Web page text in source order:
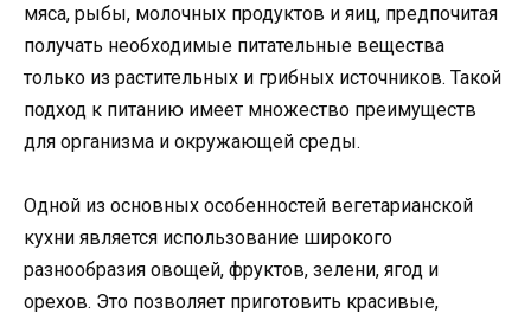
мяса, рыбы, молочных продуктов и яиц, предпочитая
получать необходимые питательные вещества
только из растительных и грибных источников. Такой
подход к питанию имеет множество преимуществ
для организма и окружающей среды.
Одной из основных особенностей вегетарианской
кухни является использование широкого
разнообразия овощей, фруктов, зелени, ягод и
орехов. Это позволяет приготовить красивые,